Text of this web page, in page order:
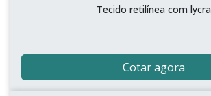
Tecido retilínea com lycra
Cotar agora